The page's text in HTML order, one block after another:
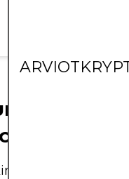
ARVIOT
Instagramin ja